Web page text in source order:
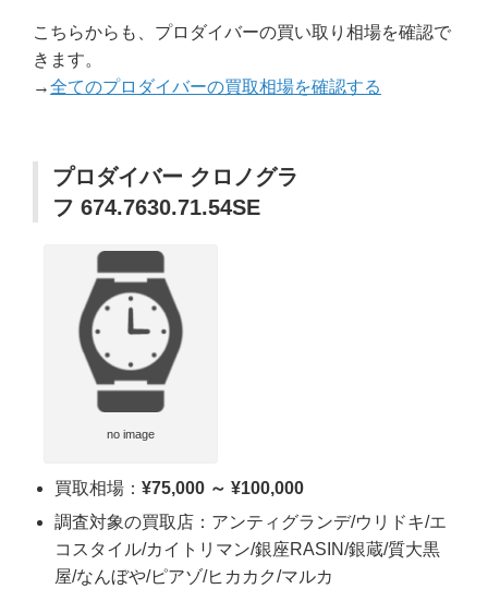
こちらからも、プロダイバーの買い取り相場を確認で
きます。
→全てのプロダイバーの買取相場を確認する
プロダイバー クロノグラ
フ 674.7630.71.54SE
no image
買取相場： ¥75,000 ～ ¥100,000
調査対象の買取店：アンティグランデ/ウリドキ/エ
コスタイル/カイトリマン/銀座RASIN/銀蔵/質大黒
屋/なんぼや/ピアゾ/ヒカカク/マルカ